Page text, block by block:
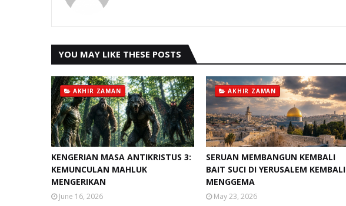
YOU MAY LIKE THESE POSTS
AKHIR ZAMAN
KENGERIAN MASA ANTIKRISTUS 3:
KEMUNCULAN MAHLUK
MENGERIKAN
June 16, 2026
AKHIR ZAMAN
SERUAN MEMBANGUN KEMBALI
BAIT SUCI DI YERUSALEM KEMBALI
MENGGEMA
May 23, 2026